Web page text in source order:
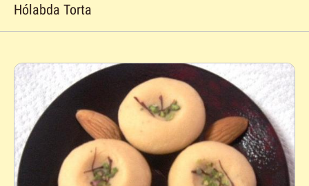
Hólabda Torta